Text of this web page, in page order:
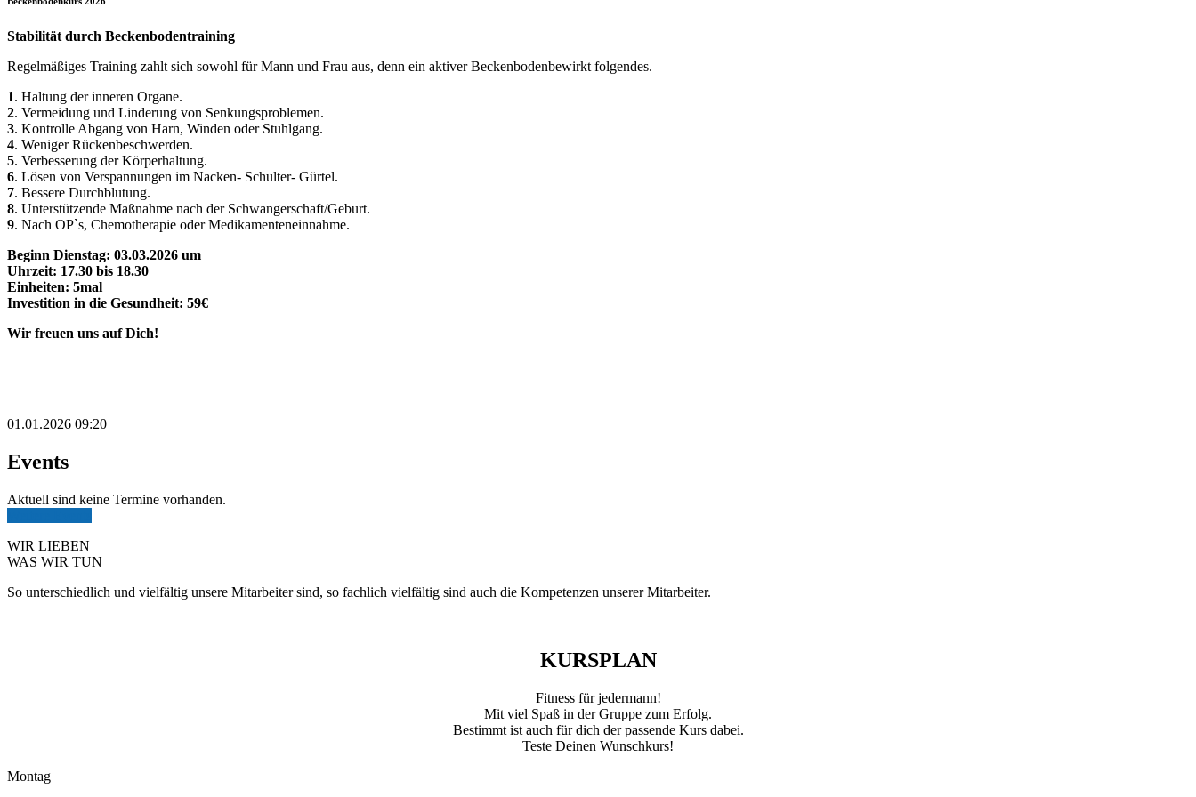
Stabilität durch Beckenbodentraining
Regelmäßiges Training zahlt sich sowohl für Mann und Frau aus, denn ein aktiver Beckenbodenbewirkt folgendes.
1. Haltung der inneren Organe.
2. Vermeidung und Linderung von Senkungsproblemen.
3. Kontrolle Abgang von Harn, Winden oder Stuhlgang.
4. Weniger Rückenbeschwerden.
5. Verbesserung der Körperhaltung.
6. Lösen von Verspannungen im Nacken- Schulter- Gürtel.
7. Bessere Durchblutung.
8. Unterstützende Maßnahme nach der Schwangerschaft/Geburt.
9. Nach OP`s, Chemotherapie oder Medikamenteneinnahme.
Beginn Dienstag: 03.03.2026 um
Uhrzeit: 17.30 bis 18.30
Einheiten: 5mal
Investition in die Gesundheit: 59€
Wir freuen uns auf Dich!
01.01.2026 09:20
Events
Aktuell sind keine Termine vorhanden.
WIR LIEBEN
WAS WIR TUN
So unterschiedlich und vielfältig unsere Mitarbeiter sind, so fachlich vielfältig sind auch die Kompetenzen unserer Mitarbeiter.
KURSPLAN
Fitness für jedermann!
Mit viel Spaß in der Gruppe zum Erfolg.
Bestimmt ist auch für dich der passende Kurs dabei.
Teste Deinen Wunschkurs!
Montag